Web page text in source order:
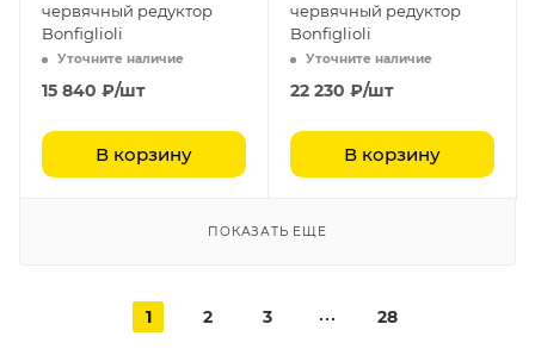
червячный редуктор
Bonfiglioli
Уточните наличие
15 840 ₽/шт
В корзину
червячный редуктор
Bonfiglioli
Уточните наличие
22 230 ₽/шт
В корзину
ПОКАЗАТЬ ЕЩЕ
1 2 3 28